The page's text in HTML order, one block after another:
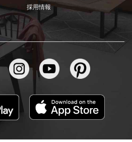
採用情報